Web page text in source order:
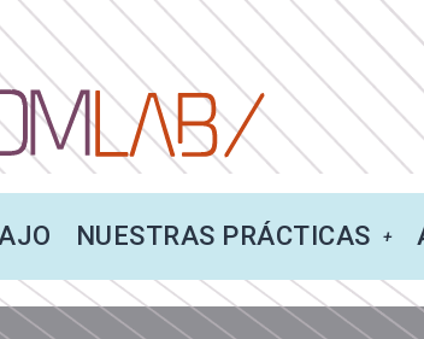
NUESTRAS PRÁCTICAS